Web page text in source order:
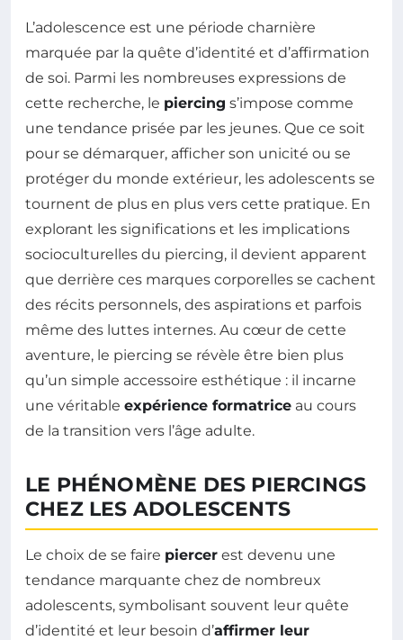
L’adolescence est une période charnière
marquée par la quête d’identité et d’affirmation
de soi. Parmi les nombreuses expressions de
cette recherche, le piercing s’impose comme
une tendance prisée par les jeunes. Que ce soit
pour se démarquer, afficher son unicité ou se
protéger du monde extérieur, les adolescents se
tournent de plus en plus vers cette pratique. En
explorant les significations et les implications
socioculturelles du piercing, il devient apparent
que derrière ces marques corporelles se cachent
des récits personnels, des aspirations et parfois
même des luttes internes. Au cœur de cette
aventure, le piercing se révèle être bien plus
qu’un simple accessoire esthétique : il incarne
une véritable expérience formatrice au cours
de la transition vers l’âge adulte.
LE PHÉNOMÈNE DES PIERCINGS
CHEZ LES ADOLESCENTS
Le choix de se faire piercer est devenu une
tendance marquante chez de nombreux
adolescents, symbolisant souvent leur quête
d’identité et leur besoin d’affirmer leur